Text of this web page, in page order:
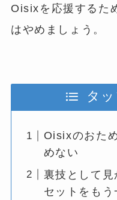
Oisixを応援するた
はやめましょう。
タ
Oisixのおた
めない
裏技として
セットをも